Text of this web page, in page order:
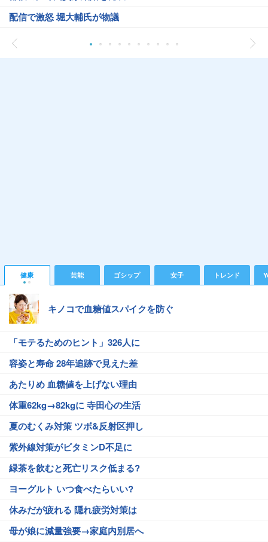
配信で激怒 堀大輔氏が物議
健康 芸能 ゴシップ 女子 トレンド
キノコで血糖値スパイクを防ぐ
「モテるためのヒント」326人に
容姿と寿命 28年追跡で見えた差
あたりめ 血糖値を上げない理由
体重62kg→82kgに 寺田心の生活
夏のむくみ対策 ツボ&反射区押し
紫外線対策がビタミンD不足に
緑茶を飲むと死亡リスク低まる?
ヨーグルト いつ食べたらいい?
休みだが疲れる 隠れ疲労対策は
母が娘に減量強要→家庭内別居へ